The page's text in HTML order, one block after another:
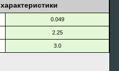
0.049
2.25
3.0